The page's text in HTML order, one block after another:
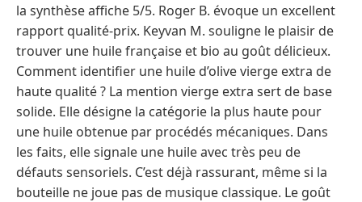
la synthèse affiche 5/5. Roger B. évoque un excellent
rapport qualité-prix. Keyvan M. souligne le plaisir de
trouver une huile française et bio au goût délicieux.
Comment identifier une huile d’olive vierge extra de
haute qualité ? La mention vierge extra sert de base
solide. Elle désigne la catégorie la plus haute pour
une huile obtenue par procédés mécaniques. Dans
les faits, elle signale une huile avec très peu de
défauts sensoriels. C’est déjà rassurant, même si la
bouteille ne joue pas de musique classique. Le goût